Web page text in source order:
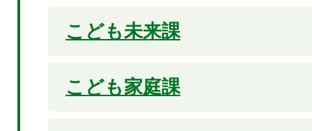
こども未来課
こども家庭課